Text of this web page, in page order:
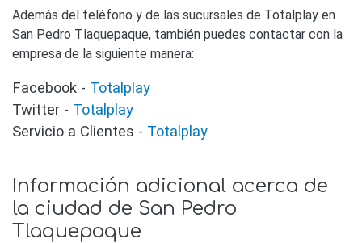
Además del teléfono y de las sucursales de Totalplay en
San Pedro Tlaquepaque, también puedes contactar con la
empresa de la siguiente manera:
Facebook - Totalplay
Twitter - Totalplay
Servicio a Clientes - Totalplay
Información adicional acerca de
la ciudad de San Pedro
Tlaquepaque